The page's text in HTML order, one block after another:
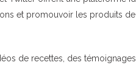
et promouvoir les produits
de recettes, des